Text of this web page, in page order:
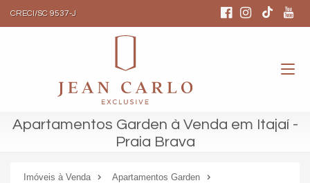
CRECI/SC 9537-J
Apartamentos Garden à Venda em Itajaí -
Praia Brava
Imóveis à Venda
Apartamentos Garden